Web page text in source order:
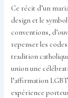
Ce récit d’un
design et le
conventions,
repenser les
tradition
union une
l’affirmation
expérience